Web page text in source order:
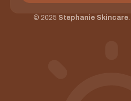
© 2025 Stephanie Skincare